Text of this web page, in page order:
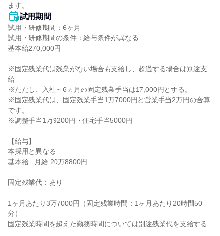
ます。
試用期間
試用・研修期間：6ヶ月
試用・研修期間の条件：給与条件が異なる
基本給270,000円
※固定残業代は残業がない場合も支給し、超過する場合は別途支
給
※ただし、入社～6ヵ月の固定残業手当は17,000円とする。
※固定残業代は、固定残業手当1万7000円と営業手当2万円の合算
です。
※調整手当1万9200円・住宅手当5000円
【給与】
本採用と異なる
基本給 : 月給 20万8800円
固定残業代：あり
1ヶ月あたり3万7000円（固定残業時間：1ヶ月あたり20時間50
分）
固定残業時間を超えた勤務時間については別途残業代を支給する